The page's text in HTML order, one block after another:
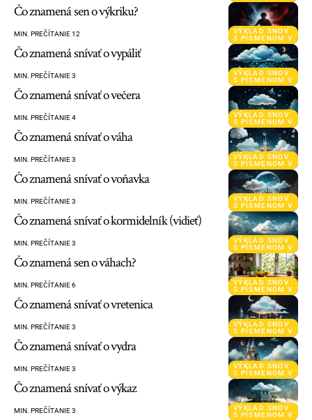
VÝKLAD SNOV
S PÍSMENOM V
Čo znamená sen o výkriku?
MIN. PREČÍTANIE 12
VÝKLAD SNOV
S PÍSMENOM V
Čo znamená snívať o vypáliť
MIN. PREČÍTANIE 3
VÝKLAD SNOV
S PÍSMENOM V
Čo znamená snívať o večera
MIN. PREČÍTANIE 4
VÝKLAD SNOV
S PÍSMENOM V
Čo znamená snívať o váha
MIN. PREČÍTANIE 3
VÝKLAD SNOV
S PÍSMENOM V
Čo znamená snívať o voňavka
MIN. PREČÍTANIE 3
VÝKLAD SNOV
S PÍSMENOM V
Čo znamená snívať o kormidelník (vidieť)
MIN. PREČÍTANIE 3
VÝKLAD SNOV
S PÍSMENOM V
Čo znamená sen o váhach?
MIN. PREČÍTANIE 6
VÝKLAD SNOV
S PÍSMENOM V
Čo znamená snívať o vretenica
MIN. PREČÍTANIE 3
VÝKLAD SNOV
S PÍSMENOM V
Čo znamená snívať o vydra
MIN. PREČÍTANIE 3
VÝKLAD SNOV
S PÍSMENOM V
Čo znamená snívať o výkaz
MIN. PREČÍTANIE 3